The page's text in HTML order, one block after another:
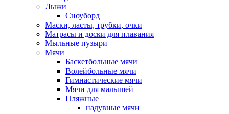
Лыжи
Сноуборд
Маски, ласты, трубки, очки
Матрасы и доски для плавания
Мыльные пузыри
Мячи
Баскетбольные мячи
Волейбольные мячи
Гимнастические мячи
Мячи для малышей
Пляжные
надувные мячи